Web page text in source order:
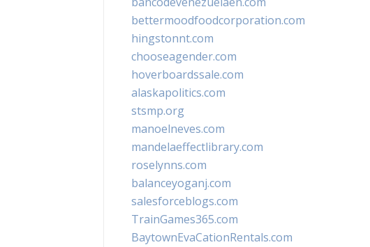
bettermoodfoodcorporation.com
hingstonnt.com
chooseagender.com
hoverboardssale.com
alaskapolitics.com
stsmp.org
manoelneves.com
mandelaeffectlibrary.com
roselynns.com
balanceyoganj.com
salesforceblogs.com
TrainGames365.com
BaytownEvaCationRentals.com